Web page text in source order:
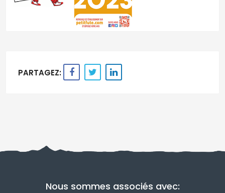
PARTAGEZ:
Nous sommes associés avec: